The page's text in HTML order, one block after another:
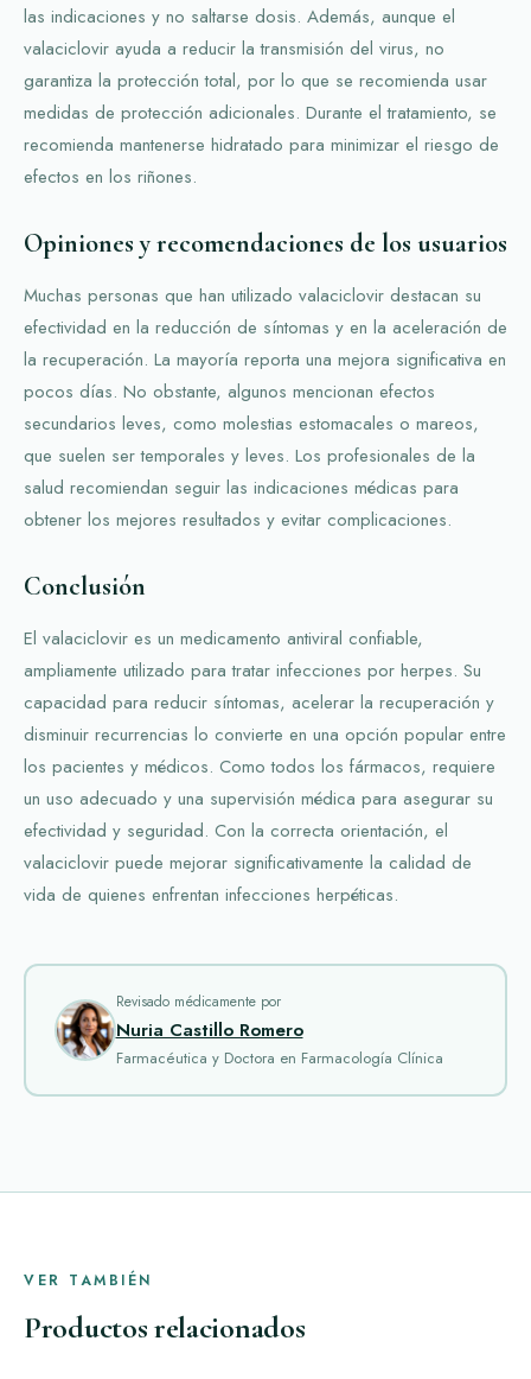
las indicaciones y no saltarse dosis. Además, aunque el
valaciclovir ayuda a reducir la transmisión del virus, no
garantiza la protección total, por lo que se recomienda usar
medidas de protección adicionales. Durante el tratamiento, se
recomienda mantenerse hidratado para minimizar el riesgo de
efectos en los riñones.
Opiniones y recomendaciones de los usuarios
Muchas personas que han utilizado valaciclovir destacan su
efectividad en la reducción de síntomas y en la aceleración de
la recuperación. La mayoría reporta una mejora significativa en
pocos días. No obstante, algunos mencionan efectos
secundarios leves, como molestias estomacales o mareos,
que suelen ser temporales y leves. Los profesionales de la
salud recomiendan seguir las indicaciones médicas para
obtener los mejores resultados y evitar complicaciones.
Conclusión
El valaciclovir es un medicamento antiviral confiable,
ampliamente utilizado para tratar infecciones por herpes. Su
capacidad para reducir síntomas, acelerar la recuperación y
disminuir recurrencias lo convierte en una opción popular entre
los pacientes y médicos. Como todos los fármacos, requiere
un uso adecuado y una supervisión médica para asegurar su
efectividad y seguridad. Con la correcta orientación, el
valaciclovir puede mejorar significativamente la calidad de
vida de quienes enfrentan infecciones herpéticas.
Revisado médicamente por
Nuria Castillo Romero
Farmacéutica y Doctora en Farmacología Clínica
VER TAMBIÉN
Productos relacionados